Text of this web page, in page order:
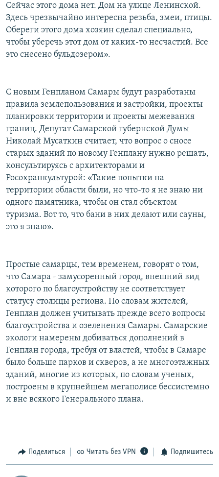
Сейчас этого дома нет. Дом на улице Ленинской.
Здесь чрезвычайно интересна резьба, змеи, птицы.
Обереги этого дома хозяин сделал специально,
чтобы уберечь этот дом от каких-то несчастий. Все
это снесено бульдозером».
С новым Генпланом Самары будут разработаны
правила землепользования и застройки, проекты
планировки территории и проекты межевания
границ. Депутат Самарской губернской Думы
Николай Мусаткин считает, что вопрос о сносе
старых зданий по новому Генплану нужно решать,
консультируясь с архитекторами и
Росохранкультурой: «Такие попытки на
территории области были, но что-то я не знаю ни
одного памятника, чтобы он стал объектом
туризма. Вот то, что бани в них делают или сауны,
это я знаю».
Простые самарцы, тем временем, говорят о том,
что Самара - замусоренный город, внешний вид
которого по благоустройству не соответствует
статусу столицы региона. По словам жителей,
Генплан должен учитывать прежде всего вопросы
благоустройства и озеленения Самары. Самарские
экологи намерены добиваться дополнений в
Генплан города, требуя от властей, чтобы в Самаре
было больше парков и скверов, а не многоэтажных
зданий, многие из которых, по словам ученых,
построены в крупнейшем мегаполисе бессистемно
и вне всякого Генерального плана.
Поделиться Читать без VPN Подпишитесь